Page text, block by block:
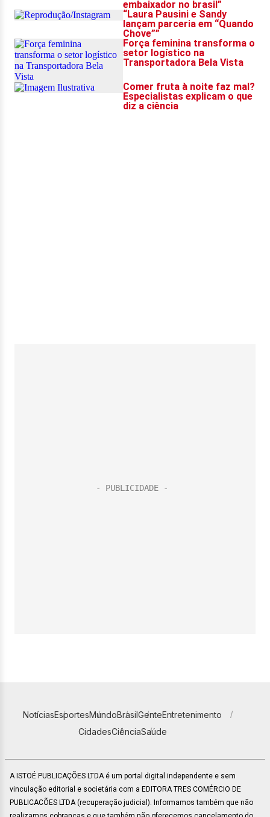
NotíciasEsportesMundoBrasilGenteEntretenimento
CidadesCiênciaSaúde
A ISTOÉ PUBLICAÇÕES LTDA é um portal digital independente e sem
vinculação editorial e societária com a EDITORA TRES COMÉRCIO DE
PUBLICACÕES LTDA (recuperação judicial). Informamos também que não